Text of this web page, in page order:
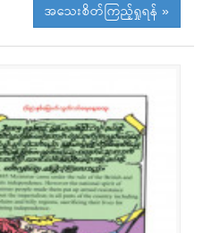
အသေးစိတ်ကြည့်ရှုရန် »